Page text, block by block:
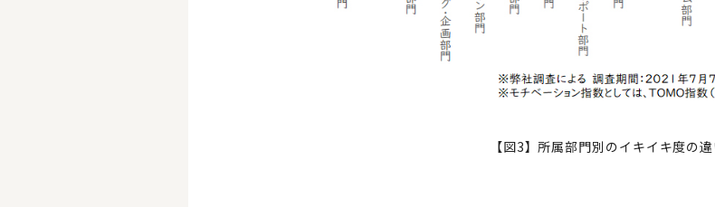
【図3】所属部門別のイキイキ度の